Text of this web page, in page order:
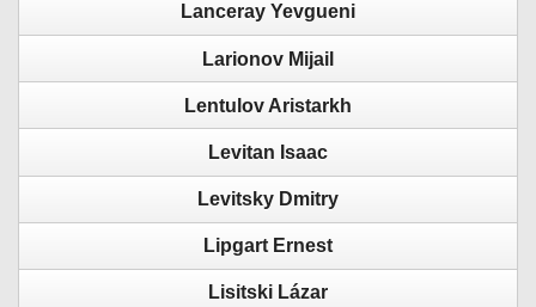
Lanceray Yevgueni
Larionov Mijail
Lentulov Aristarkh
Levitan Isaac
Levitsky Dmitry
Lipgart Ernest
Lisitski Lázar